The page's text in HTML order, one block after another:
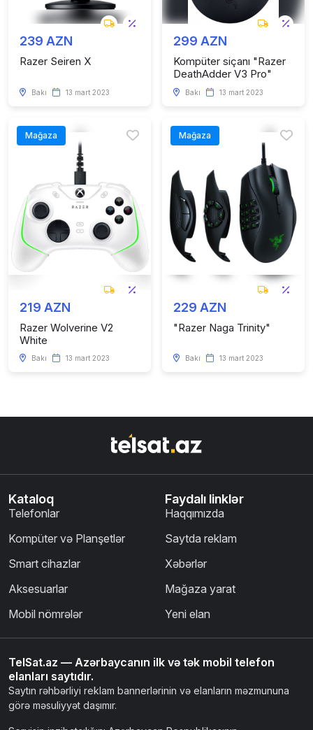
239 AZN
Razer Seiren X
Bakı 13 mart 2023
299 AZN
Kompüter siçanı "Razer
DeathAdder V3 Pro"
Bakı 13 mart 2023
Mağaza
219 AZN
Razer Wolverine V2
White
Bakı 13 mart 2023
Mağaza
229 AZN
"Razer Naga Trinity"
Bakı 13 mart 2023
Kataloq
Telefonlar
Kompüter və Planşetlər
Smart cihazlar
Aksesuarlar
Mobil nömrələr
Faydalı linklər
Haqqımızda
Saytda reklam
Xəbərlər
Mağaza yarat
Yeni elan
TelSat.az — Azərbaycanın ilk və tək mobil telefon
elanları saytıdır.
Saytın rəhbərliyi reklam bannerlərinin və elanların məzmununa
görə məsuliyyət daşımır.